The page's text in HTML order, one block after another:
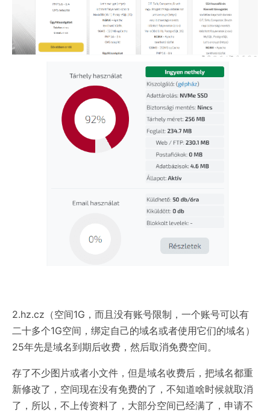
2.hz.cz（空间1G，而且没有账号限制，一个账号可以有
二十多个1G空间，绑定自己的域名或者使用它们的域名）
25年先是域名到期后收费，然后取消免费空间。
存了不少图片或者小文件，但是域名收费后，把域名都重
新修改了，空间现在没有免费的了，不知道啥时候就取消
了，所以，不上传资料了，大部分空间已经满了，申请不